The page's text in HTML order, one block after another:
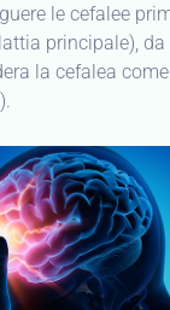
le cefalee
principale),
la cefalea